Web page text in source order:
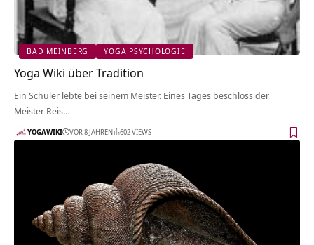
BAD MEINBERG YOGA PSYCHOLOGIE
Yoga Wiki über Tradition
Ein Schüler lebte bei seinem Meister. Eines Tages beschloss der
Meister Reis…
YOGAWIKI VOR 8 JAHREN 602 VIEWS